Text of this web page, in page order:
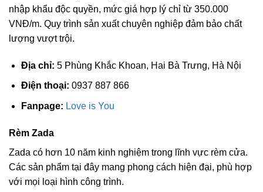
nhập khẩu độc quyền, mức giá hợp lý chỉ từ 350.000
VNĐ/m. Quy trình sản xuất chuyên nghiệp đảm bảo chất
lượng vượt trội.
Địa chỉ: 5 Phùng Khắc Khoan, Hai Bà Trưng, Hà Nội
Điện thoại: 0937 887 866
Fanpage: Love is You
Rèm Zada
Zada có hơn 10 năm kinh nghiệm trong lĩnh vực rèm cửa.
Các sản phẩm tại đây mang phong cách hiện đại, phù hợp
với mọi loại hình công trình.